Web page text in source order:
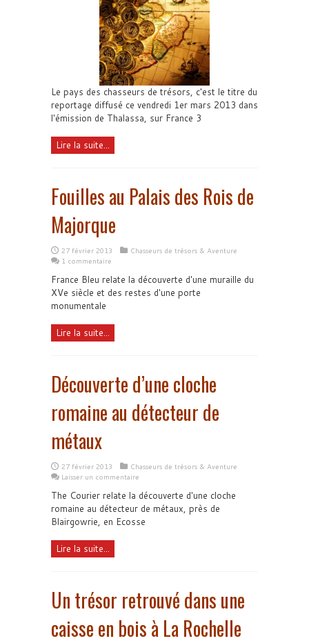
Le pays des chasseurs de trésors, c'est le titre du
reportage diffusé ce vendredi 1er mars 2013 dans
l'émission de Thalassa, sur France 3
Lire la suite...
Fouilles au Palais des Rois de
Majorque
27 février 2013
Chasseurs de trésors & Aventure
1 commentaire
France Bleu relate la découverte d'une muraille du
XVe siècle et des restes d'une porte
monumentale
Lire la suite...
Découverte d’une cloche
romaine au détecteur de
métaux
27 février 2013
Chasseurs de trésors & Aventure
Laisser un commentaire
The Courier relate la découverte d'une cloche
romaine au détecteur de métaux, près de
Blairgowrie, en Ecosse
Lire la suite...
Un trésor retrouvé dans une
caisse en bois à La Rochelle